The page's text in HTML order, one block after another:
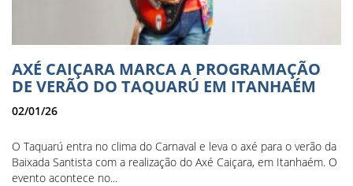
AXÉ CAIÇARA MARCA A PROGRAMAÇÃO
DE VERÃO DO TAQUARÚ EM ITANHAÉM
02/01/26
O Taquarú entra no clima do Carnaval e leva o axé para o verão da
Baixada Santista com a realização do Axé Caiçara, em Itanhaém. O
evento acontece no...